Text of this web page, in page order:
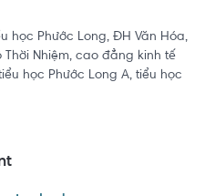
học Phước Long, ĐH Văn Hóa,
Thời Nhiệm, cao đẳng kinh tế
học Phước Long A, tiểu học